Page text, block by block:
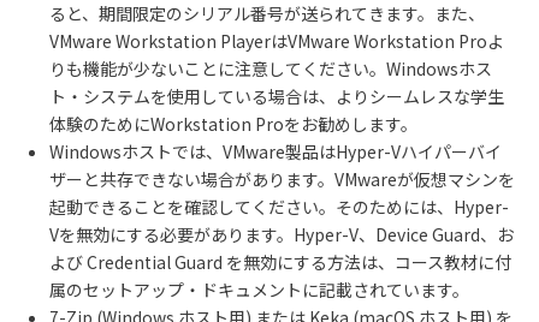
ると、期間限定のシリアル番号が送られてきます。また、
VMware Workstation PlayerはVMware Workstation Proよ
りも機能が少ないことに注意してください。Windowsホス
ト・システムを使用している場合は、よりシームレスな学生
体験のためにWorkstation Proをお勧めします。
Windowsホストでは、VMware製品はHyper-Vハイパーバイ
ザーと共存できない場合があります。VMwareが仮想マシンを
起動できることを確認してください。そのためには、Hyper-
Vを無効にする必要があります。Hyper-V、Device Guard、お
よび Credential Guard を無効にする方法は、コース教材に付
属のセットアップ・ドキュメントに記載されています。